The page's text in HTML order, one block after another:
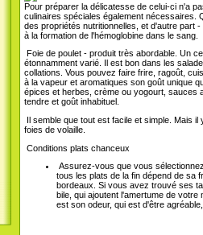
Pour préparer la délicatesse de celui-ci n'a
culinaires spéciales également nécessaires.
des propriétés nutritionnelles, et d'autre part
à la formation de l'hémoglobine dans le sang.
Foie de poulet - produit très abordable. Un
étonnamment varié. Il est bon dans les
collations. Vous pouvez faire frire, ragoût,
à la vapeur et aromatiques son goût unique
épices et herbes, crème ou yogourt, sauces
tendre et goût inhabituel.
Il semble que tout est facile et simple. Mais
foies de volaille.
Conditions plats chanceux
Assurez-vous que vous
tous les plats de la fin dépend de sa
bordeaux. Si vous avez trouvé ses
bile, qui ajoutent l'amertume de
est son odeur, qui est d'être